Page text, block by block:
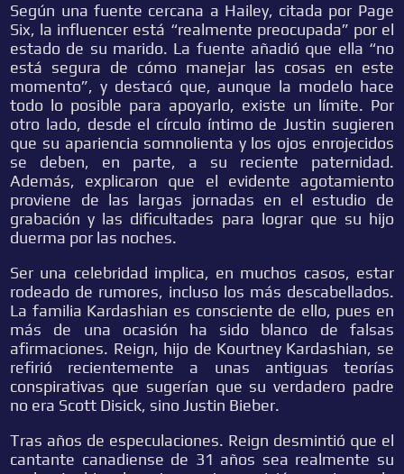
Según una fuente cercana a Hailey, citada por Page
Six, la influencer está “realmente preocupada” por el
estado de su marido. La fuente añadió que ella “no
está segura de cómo manejar las cosas en este
momento”, y destacó que, aunque la modelo hace
todo lo posible para apoyarlo, existe un límite. Por
otro lado, desde el círculo íntimo de Justin sugieren
que su apariencia somnolienta y los ojos enrojecidos
se deben, en parte, a su reciente paternidad.
Además, explicaron que el evidente agotamiento
proviene de las largas jornadas en el estudio de
grabación y las dificultades para lograr que su hijo
duerma por las noches.
Ser una celebridad implica, en muchos casos, estar
rodeado de rumores, incluso los más descabellados.
La familia Kardashian es consciente de ello, pues en
más de una ocasión ha sido blanco de falsas
afirmaciones. Reign, hijo de Kourtney Kardashian, se
refirió recientemente a unas antiguas teorías
conspirativas que sugerían que su verdadero padre
no era Scott Disick, sino Justin Bieber.
Tras años de especulaciones. Reign desmintió que el
cantante canadiense de 31 años sea realmente su